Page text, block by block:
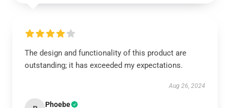
The design and functionality of this product are
outstanding; it has exceeded my expectations.
Aug 26, 2024
Phoebe